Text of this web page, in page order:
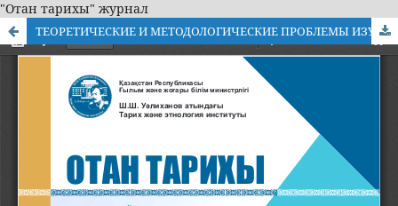
"Отан тарихы" журнал
ТЕОРЕТИЧЕСКИЕ И МЕТОДОЛОГИЧЕСКИЕ ПРОБЛЕМЫ ИЗУЧЕНИЯ ИСТОРИИ БЕСПРИЗОРНЫХ ДЕТЕЙ В КАЗАХСТАНЕ В 1920-1930-х ГОДАХ